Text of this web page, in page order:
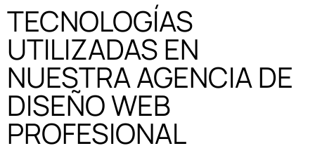
TECNOLOGÍAS
UTILIZADAS EN
NUESTRA AGENCIA DE
DISEÑO WEB
PROFESIONAL